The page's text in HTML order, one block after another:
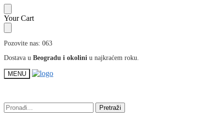
Skip
to
navigation
Skip
to
content
Your Cart
Pozovite nas: 063
Dostava u Beogradu i okolini u najkraćem roku.
MENU
Pretraga
za:
Pretraži
Pretraga
za:
Pretraži